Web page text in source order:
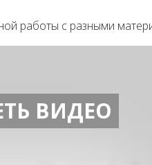
работы с разными
ВИДЕО